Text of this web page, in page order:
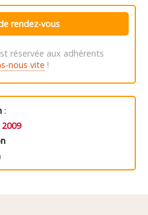
rendez-vous
réservée aux adhérents
nous vite !
: